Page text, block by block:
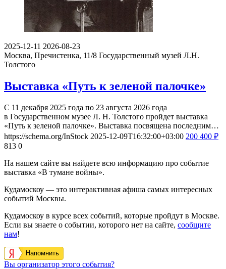
2025-12-11 2026-08-23
Москва, Пречистенка, 11/8 Государственный музей Л.Н.
Толстого
Выставка «Путь к зеленой палочке»
С 11 декабря 2025 года по 23 августа 2026 года
в Государственном музее Л. Н. Толстого пройдет выставка
«Путь к зеленой палочке». Выставка посвящена последним…
https://schema.org/InStock 2025-12-09T16:32:00+03:00 200 400 ₽
813 0
На нашем сайте вы найдете всю информацию про событие
выставка «В тумане войны».
Кудамоскоу — это интерактивная афиша самых интересных
событий Москвы.
Кудамоскоу в курсе всех событий, которые пройдут в Москве.
Если вы знаете о событии, которого нет на сайте, сообщите
нам!
Напомнить
Вы организатор этого события?